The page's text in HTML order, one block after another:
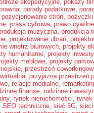
ekspedycyjne, pokazy
, porady podatkowe,
pozycjonowanie stron, pożyczki
, prasa cyfrowa, prawo
muzyczna, produkcja
, projektowanie ubrań,
wnętrz biurowych, projekty
humanitarne, projekty
meblowe, projekty
, przestrzeń
, przyjazna przestrzeń
, relacje medialne,
finanse, rodzinne
, rynek nieruchomości,
SEO techniczne, sieć 5G, sieci